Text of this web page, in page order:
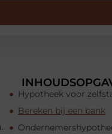
Hypotheek voor
Bereken bij een bank